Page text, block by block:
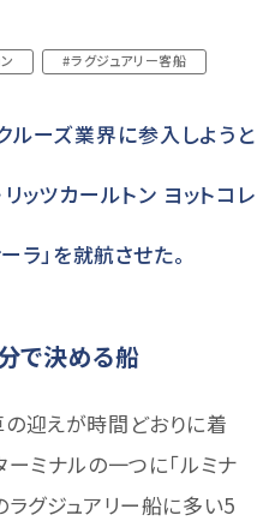
#ラグジュアリー客船
ーズ業界に参入しようと
ッツカールトン ヨットコレ
」を就航させた。
で決める船
迎えが時間どおりに着
ミナルの一つに「ルミナ
ラグジュアリー船に多い5